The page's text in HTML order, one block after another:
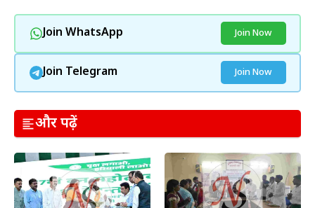
Join WhatsApp Join Now
Join Telegram Join Now
और पढ़ें